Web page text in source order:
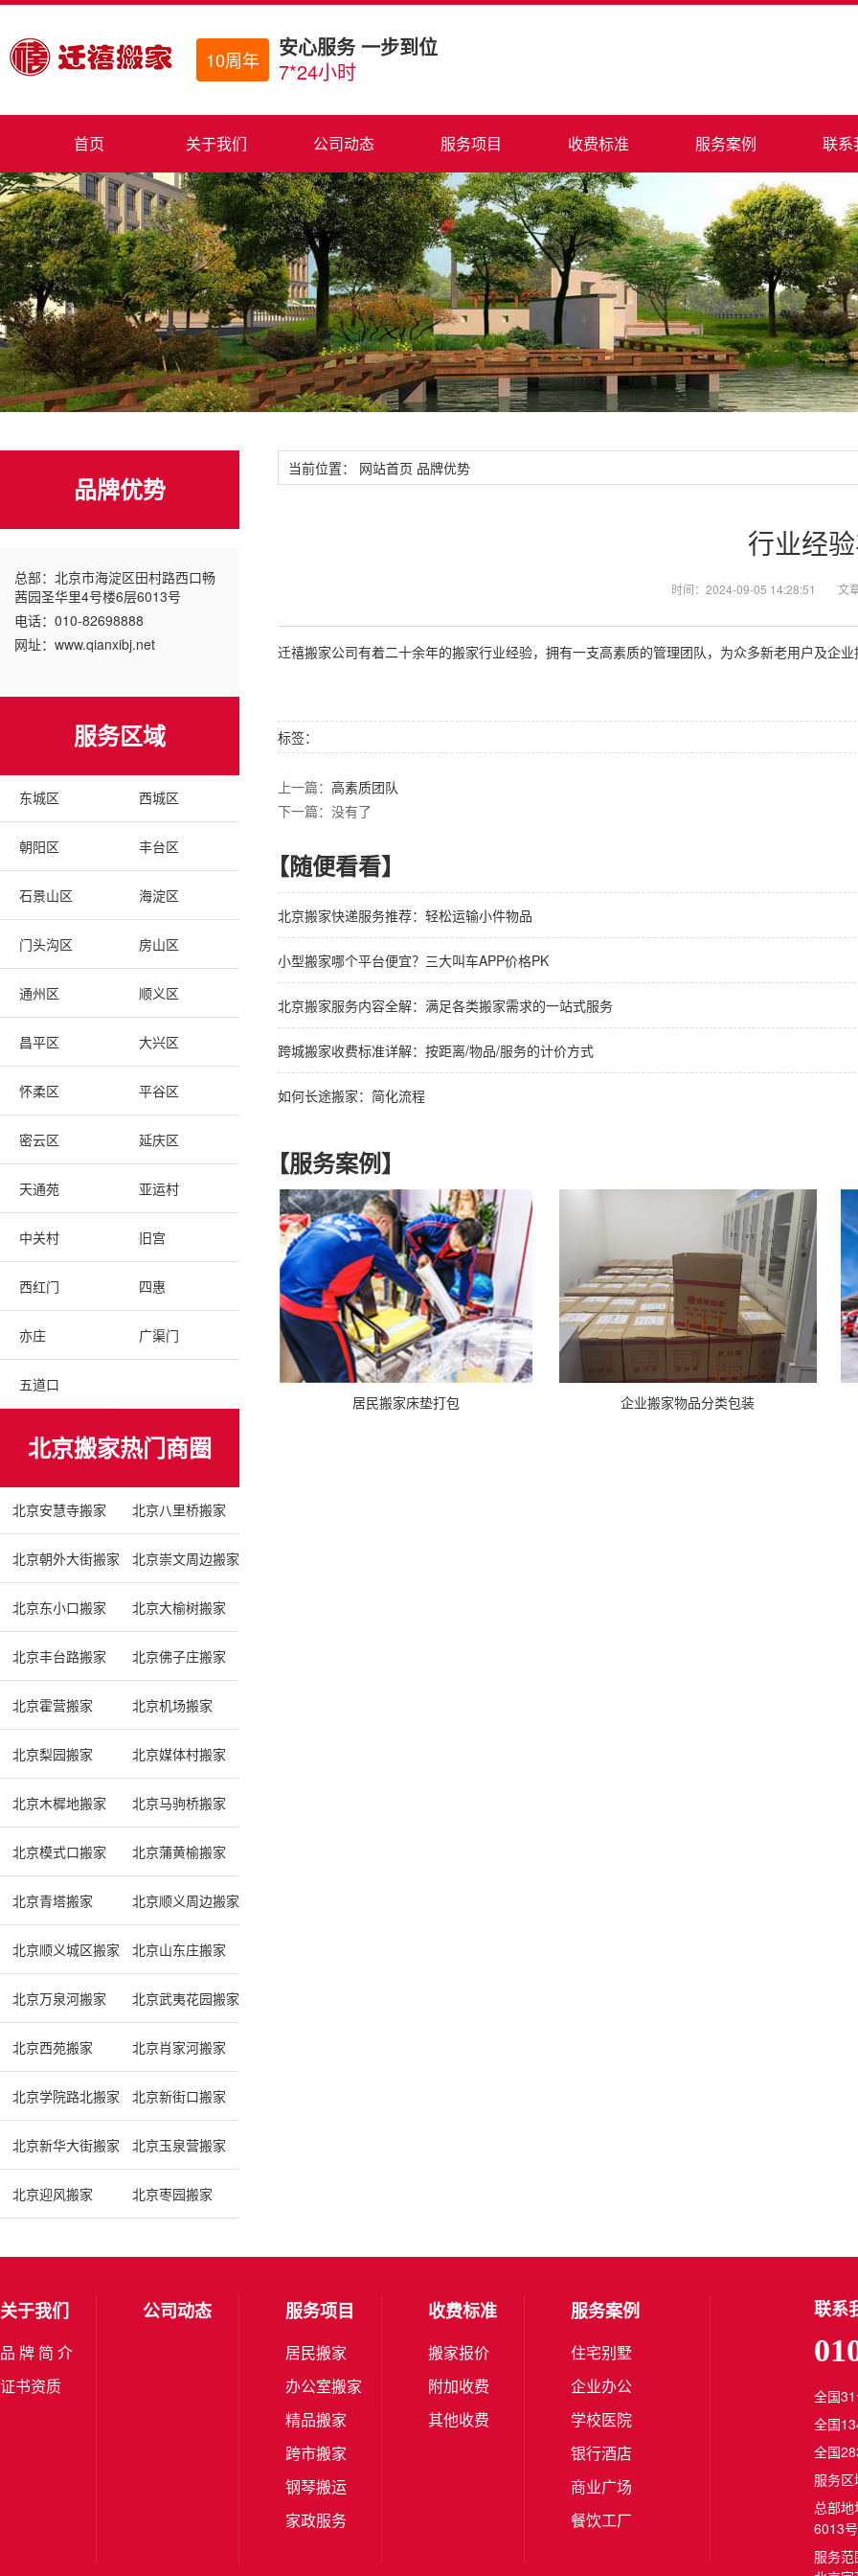
10周年
安心服务 一步到位
7*24小时
首页 关于我们 公司动态 服务项目 收费标准 服务案例 联系
品牌优势
总部：北京市海淀区田村路西口畅
茜园圣华里4号楼6层6013号
电话：010-82698888
网址：www.qianxibj.net
服务区域
东城区 西城区
朝阳区 丰台区
石景山区 海淀区
门头沟区 房山区
通州区 顺义区
昌平区 大兴区
怀柔区 平谷区
密云区 延庆区
天通苑 亚运村
中关村 旧宫
西红门 四惠
亦庄 广渠门
五道口
北京搬家热门商圈
北京安慧寺搬家 北京八里桥搬家
北京朝外大街搬家 北京崇文周边搬家
北京东小口搬家 北京大榆树搬家
北京丰台路搬家 北京佛子庄搬家
北京霍营搬家 北京机场搬家
北京梨园搬家 北京媒体村搬家
北京木樨地搬家 北京马驹桥搬家
北京模式口搬家 北京蒲黄榆搬家
北京青塔搬家 北京顺义周边搬家
北京顺义城区搬家 北京山东庄搬家
北京万泉河搬家 北京武夷花园搬家
北京西苑搬家 北京肖家河搬家
北京学院路北搬家 北京新街口搬家
北京新华大街搬家 北京玉泉营搬家
北京迎风搬家 北京枣园搬家
当前位置： 网站首页 品牌优势
行业经
时间：2024-09-05 14:28:51 文
迁禧搬家公司有着二十余年的搬家行业经验，拥有一支高素质的管理团队，为众多新老用户及企
标签：
上一篇： 高素质团队
下一篇：没有了
【随便看看】
北京搬家快递服务推荐：轻松运输小件物品
小型搬家哪个平台便宜？三大叫车APP价格PK
北京搬家服务内容全解：满足各类搬家需求的一站式服务
跨城搬家收费标准详解：按距离/物品/服务的计价方式
如何长途搬家：简化流程
【服务案例】
居民搬家床垫打包 企业搬家物品分类包装
关于我们
品 牌 简 介
证书资质
公司动态 服务项目
居民搬家
办公室搬家
精品搬家
跨市搬家
钢琴搬运
家政服务
收费标准
搬家报价
附加收费
其他收费
服务案例
住宅别墅
企业办公
学校医院
银行酒店
商业广场
餐饮工厂
联系
全国
全国
全国
服务
总部
6013号
服务